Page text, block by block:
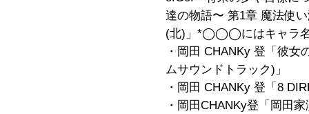
達の物語〜 第1章 魔法使
(北)」*◯◯◯にはキャラ
・岡田 CHANKy 登「彼
ムサウンドトラック)」
・岡田 CHANKy 登「8
・岡田CHANKy登「岡田